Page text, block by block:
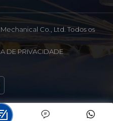
Co., Ltd. Todos os
DE PRIVACIDADE